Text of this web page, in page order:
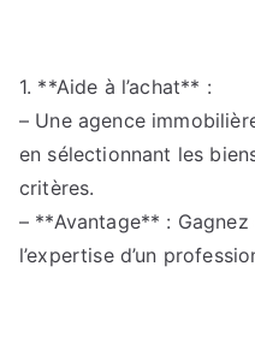
1. **Aide à l’achat** :
– Une agence
en sélectionnant les
critères.
– **Avantage** :
l’expertise d’un